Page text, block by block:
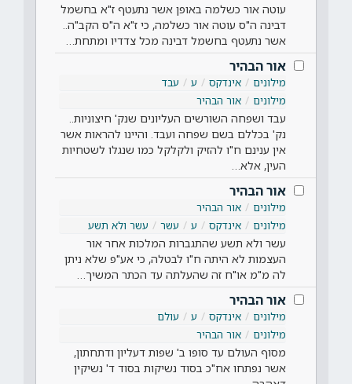
עוטה אור כשלמה באופן אשר נתעטף ז"א בחשמל
דבינה ה"ס עוטה אור כשלמה, כי ז"א ה"ס הקב"ה..
אשר נתעטף בחשמל דבינה מכל צדדיו ומתחת…
אור הבהיר
מילונים אינדקס ע
עבד
מילונים
אור הבהיר
עבד ושפחה השורשים העליונים שנק' חיצוניות..
נק' בכללם בשם שפחה ועבד. והיינו להראות אשר
אין ענינם ח"ו להזיק ולקלקל כמו שנגלו לשטחיות
העין, אלא…
אור הבהיר
מילונים
אור הבהיר
מילונים
אינדקס ע עשר עשר ולא תשע
עשר ולא תשע שהתגברות המלכות אחר אור
העצמות לא היתה ח"ו לבטלה, כי אע"פ שלא ניתן
לה מ"מ או"ח זה שהעלתה עד הכתר המשיך…
אור הבהיר
מילונים אינדקס ע
עולם
מילונים
אור הבהיר
מסוף העולם עד סופו ב' שפות דעליון ודתחתון,
אשר נפתחו אח"כ בסוד נשיקות בסוד ד' נשיקין